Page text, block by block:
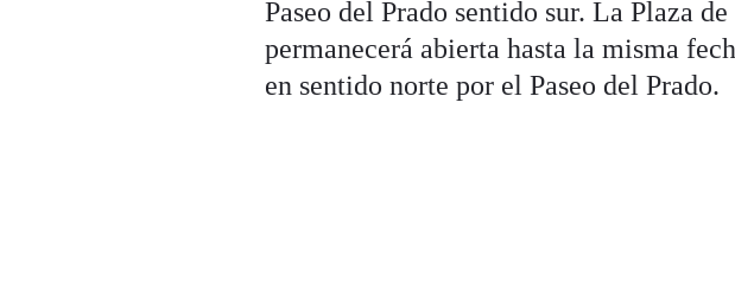
Paseo del Prado sentido sur. La Plaza
permanecerá abierta hasta la misma
en sentido norte por el Paseo del Prado.